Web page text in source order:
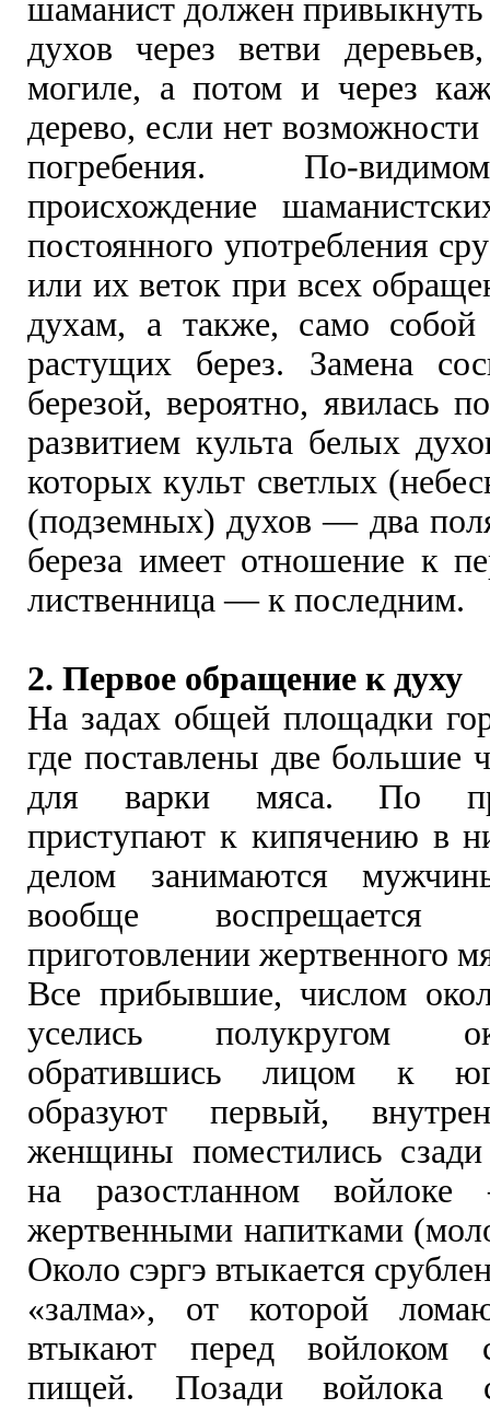
шаманист должен привыкнуть
духов через ветви
могиле, а потом и через
дерево, если нет возможности
погребения. По-
происхождение
постоянного употребления
или их веток при всех
духам, а также, само собой
растущих берез. Замена
березой, вероятно, явилась
развитием культа белых
которых культ светлых
(подземных) духов — два
береза имеет отношение к
лиственница — к последним.
2. Первое обращение к духу
На задах общей площадки
где поставлены две большие
для варки мяса. По
приступают к кипячению в
делом занимаются
вообще
приготовлении жертвенного
Все прибывшие, числом
уселись полукругом
обратившись лицом к
образуют первый,
женщины поместились
на разостланном
жертвенными напитками
Около сэргэ втыкается
«залма», от которой
втыкают перед войлоком
пищей. Позади войлока